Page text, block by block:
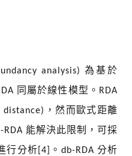
analysis) 為基於
同屬於線性模型。 RDA
distance) ，然而歐式距離
RDA 能解決此限制，可採
行分析 [4] 。 db-RDA 分析